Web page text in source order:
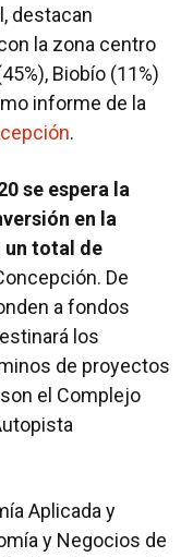
destacan
la zona centro
Biobío (11%)
informe de la
.
se espera la
en la
un total de
De
a fondos
los
de proyectos
el Complejo
Aplicada y
y Negocios de